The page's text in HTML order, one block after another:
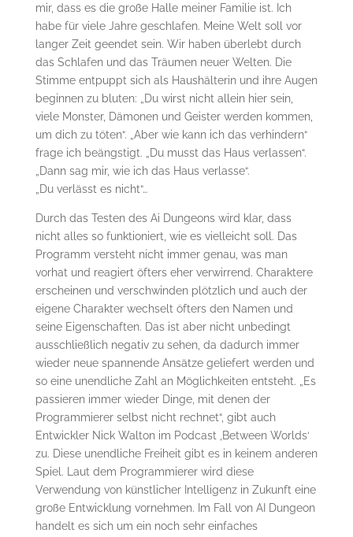
mir, dass es die große Halle meiner Familie ist. Ich
habe für viele Jahre geschlafen. Meine Welt soll vor
langer Zeit geendet sein. Wir haben überlebt durch
das Schlafen und das Träumen neuer Welten. Die
Stimme entpuppt sich als Haushälterin und ihre Augen
beginnen zu bluten: „Du wirst nicht allein hier sein,
viele Monster, Dämonen und Geister werden kommen,
um dich zu töten“. „Aber wie kann ich das verhindern“
frage ich beängstigt. „Du musst das Haus verlassen“.
„Dann sag mir, wie ich das Haus verlasse“.
„Du verlässt es nicht“…
Durch das Testen des Ai Dungeons wird klar, dass
nicht alles so funktioniert, wie es vielleicht soll. Das
Programm versteht nicht immer genau, was man
vorhat und reagiert öfters eher verwirrend. Charaktere
erscheinen und verschwinden plötzlich und auch der
eigene Charakter wechselt öfters den Namen und
seine Eigenschaften. Das ist aber nicht unbedingt
ausschließlich negativ zu sehen, da dadurch immer
wieder neue spannende Ansätze geliefert werden und
so eine unendliche Zahl an Möglichkeiten entsteht. „Es
passieren immer wieder Dinge, mit denen der
Programmierer selbst nicht rechnet“, gibt auch
Entwickler Nick Walton im Podcast ‚Between Worlds‘
zu. Diese unendliche Freiheit gibt es in keinem anderen
Spiel. Laut dem Programmierer wird diese
Verwendung von künstlicher Intelligenz in Zukunft eine
große Entwicklung vornehmen. Im Fall von AI Dungeon
handelt es sich um ein noch sehr einfaches